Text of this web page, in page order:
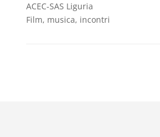
ACEC-SAS Liguria
Film, musica, incontri